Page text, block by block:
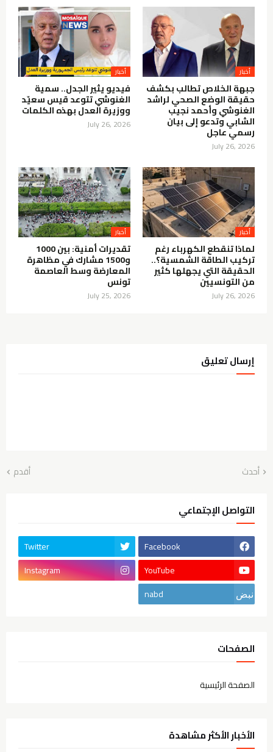
أخبار
جبهة الخلاص تطالب بكشف
حقيقة الوضع الصحي لراشد
الغنوشي وأحمد نجيب
الشابي وتدعو إلى بيان
رسمي عاجل
July 26, 2026
أخبار
فيديو يثير الجدل.. سمية
الغنوشي تتوعد قيس سعيّد
ووزيرة العدل بهذه الكلمات
July 26, 2026
أخبار
لماذا تنقطع الكهرباء رغم
تركيب الطاقة الشمسية؟..
الحقيقة التي يجهلها كثير
من التونسيين
July 26, 2026
أخبار
تقديرات أمنية: بين 1000
و1500 مشارك في مظاهرة
المعارضة وسط العاصمة
تونس
July 25, 2026
إرسال تعليق
أحدث أقدم
التواصل الإجتماعي
Facebook
Twitter
YouTube
Instagram
nabd
الصفحات
الصفحة الرئيسية
الأخبار الأكثر مشاهدة